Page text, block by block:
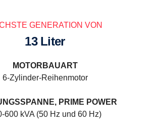
GENERATION VON
13 Liter
MOTORBAUART
6-Zylinder-Reihenmotor
PRIME POWER
600 kVA (50 Hz und 60 Hz)